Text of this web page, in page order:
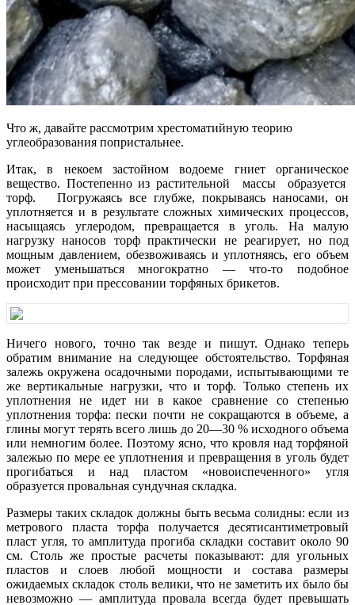
Что ж, давайте рассмотрим хрестоматийную теорию
углеобразования попристальнее.
Итак, в некоем застойном водоеме гниет органическое
вещество. Постепенно из растительной массы образуется
торф. Погружаясь все глубже, покрываясь наносами, он
уплотняется и в результате сложных химических процессов,
насыщаясь углеродом, превращается в уголь. На малую
нагрузку наносов торф практически не реагирует, но под
мощным давлением, обезвоживаясь и уплотняясь, его объем
может уменьшаться многократно — что-то подобное
происходит при прессовании торфяных брикетов.
Ничего нового, точно так везде и пишут. Однако теперь
обратим внимание на следующее обстоятельство. Торфяная
залежь окружена осадочными породами, испытывающими те
же вертикальные нагрузки, что и торф. Только степень их
уплотнения не идет ни в какое сравнение со степенью
уплотнения торфа: пески почти не сокращаются в объеме, а
глины могут терять всего лишь до 20—30 % исходного объема
или немногим более. Поэтому ясно, что кровля над торфяной
залежью по мере ее уплотнения и превращения в уголь будет
прогибаться и над пластом «новоиспеченного» угля
образуется провальная сундучная складка.
Размеры таких складок должны быть весьма солидны: если из
метрового пласта торфа получается десятисантиметровый
пласт угля, то амплитуда прогиба складки составит около 90
см. Столь же простые расчеты показывают: для угольных
пластов и слоев любой мощности и состава размеры
ожидаемых складок столь велики, что не заметить их было бы
невозможно — амплитуда провала всегда будет превышать